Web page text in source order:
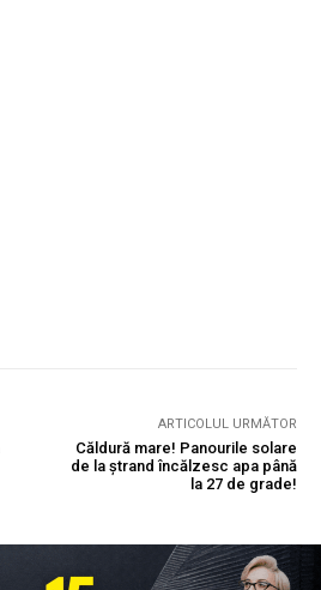
ARTICOLUL URMĂTOR
Căldură mare! Panourile solare
de la ștrand încălzesc apa până
la 27 de grade!